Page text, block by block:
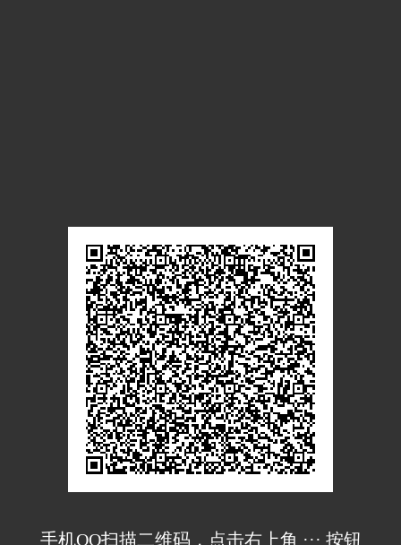
手机QQ扫描二维码，点击右上角 ··· 按钮